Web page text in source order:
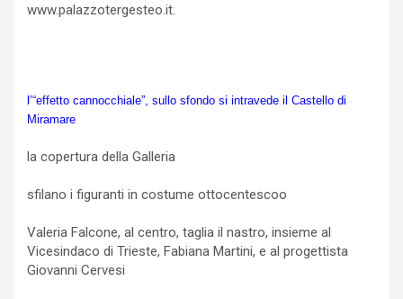
www.palazzotergesteo.it.
l’“effetto cannocchiale”, sullo sfondo si intravede il Castello di
Miramare
la copertura della Galleria
sfilano i figuranti in costume ottocentescoo
Valeria Falcone, al centro, taglia il nastro, insieme al
Vicesindaco di Trieste, Fabiana Martini, e al progettista
Giovanni Cervesi